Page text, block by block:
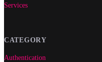
Services
CATEGORY
Authentication